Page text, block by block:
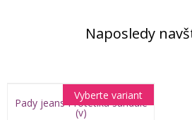
Naposledy
Pady jeans Protetika sandále
(v)
Vyberte variant